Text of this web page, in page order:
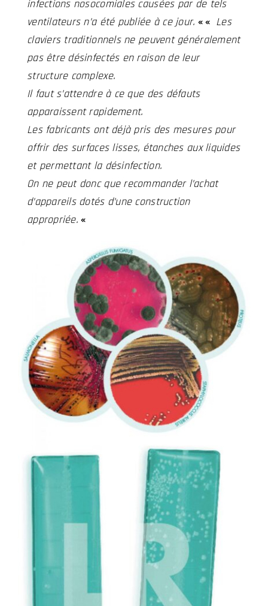
infections nosocomiales causées par de tels
ventilateurs n’a été publiée à ce jour. «« Les
claviers traditionnels ne peuvent généralement
pas être désinfectés en raison de leur
structure complexe.
Il faut s’attendre à ce que des défauts
apparaissent rapidement.
Les fabricants ont déjà pris des mesures pour
offrir des surfaces lisses, étanches aux liquides
et permettant la désinfection.
On ne peut donc que recommander l’achat
d’appareils dotés d’une construction
appropriée.«